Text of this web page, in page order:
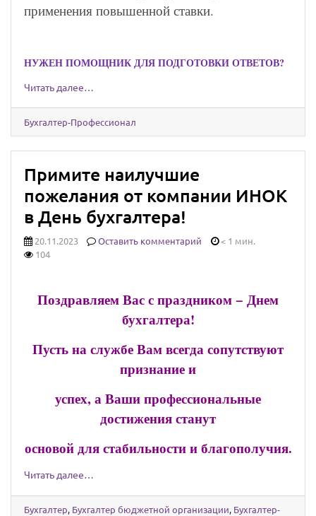
применения повышенной ставки.
НУЖЕН ПОМОЩНИК ДЛЯ ПОДГОТОВКИ ОТВЕТОВ?
Читать далее…
Бухгалтер-Профессионал
Примите наилучшие
пожелания от компании ИНОК
в День бухгалтера!
20.11.2023 Оставить комментарий
< 1 мин.
104
Поздравляем Вас с праздником − Днем
бухгалтера!
Пусть на службе Вам всегда сопутствуют
признание и
успех, а Ваши профессиональные
достижения станут
основой для стабильности и благополучия.
Читать далее…
Бухгалтер, Бухгалтер бюджетной организации, Бухгалтер-